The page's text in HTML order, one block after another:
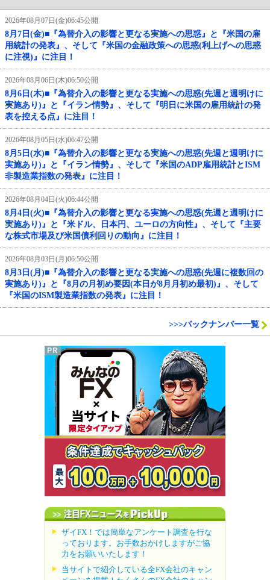
2026年08月07日(金)06:45公開
8月7日(金)■『為替介入の影響と更なる実施への思惑』と『米国の雇
用統計の発表』、そして『米国の金融政策への思惑(利上げへの思惑
に注視)』に注目！
2026年08月06日(木)06:50公開
8月6日(木)■『為替介入の影響と更なる実施への思惑(先週と週明けに
実施あり)』と『イラン情勢』、そして『明日に米国の雇用統計の発
表を控える点』に注目！
2026年08月05日(水)06:47公開
8月5日(水)■『為替介入の影響と更なる実施への思惑(先週と週明けに
実施あり)』と『イラン情勢』、そして『米国のADP雇用統計とISM
非製造業指数の発表』に注目！
2026年08月04日(火)06:44公開
8月4日(火)■『為替介入の影響と更なる実施への思惑(先週と週明けに
実施あり)』と『米ドル、日本円、ユーロの方向性』、そして『主要
な株式市場及び米国債利回りの動向』に注目！
2026年08月03日(月)06:50公開
8月3日(月)■『為替介入の影響と更なる実施への思惑(先週に複数回の
実施あり)』と『8月の月初め要因(本日が8月月初め最初)』、そして
『米国のISM製造業指数の発表』に注目！
>>>バックナンバー一覧
ザイFX！では簡単なアンケート調査を行な
っております。お手数おかけしますがご協
力をお願いいたします！
当サイトで紹介している全FX会社のキャン